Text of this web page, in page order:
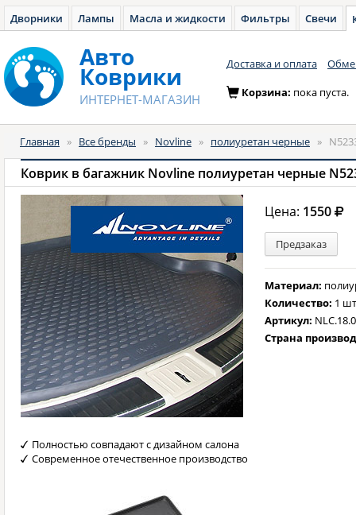
Дворники Лампы Масла и жидкости Фильтры Свечи
Авто
Коврики
ИНТЕРНЕТ-МАГАЗИН
Доставка и оплата
Корзина: пока пуста.
Главная » Все бренды » Novline » полиуретан черные »
Коврик в багажник Novline полиуретан черные
Цена: 1550
Предзаказ
Материал:
Количество: 1
Артикул:
Страна
Полностью совпадают с дизайном салона
Современное отечественное производство